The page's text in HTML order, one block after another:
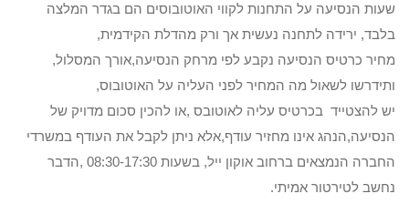
שעות הנסיעה על התחנות לקווי האוטובוסים הם בגדר המלצה
בלבד, ירידה לתחנה נעשית אך ורק מהדלת הקידמית,
מחיר כרטיס הנסיעה נקבע לפי מרחק הנסיעה,אורך המסלול,
ותידרשו לשאול מה המחיר לפני העליה על האוטובוס,
יש להצטייד בכרטיס עליה לאוטובס ,או להכין סכום מדויק של
הנסיעה,הנהג אינו מחזיר עודף,אלא ניתן לקבל את העודף במשרדי
החברה הנמצאים ברחוב אוקון ייל, בשעות 08:30-17:30 ,הדבר
נחשב לטירטור אמיתי.